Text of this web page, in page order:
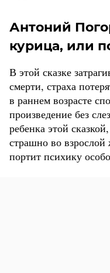
Антоний
курица, или
В этой сказке
смерти, страха
в раннем возрасте
произведение без
ребенка этой
страшно во
портит психику